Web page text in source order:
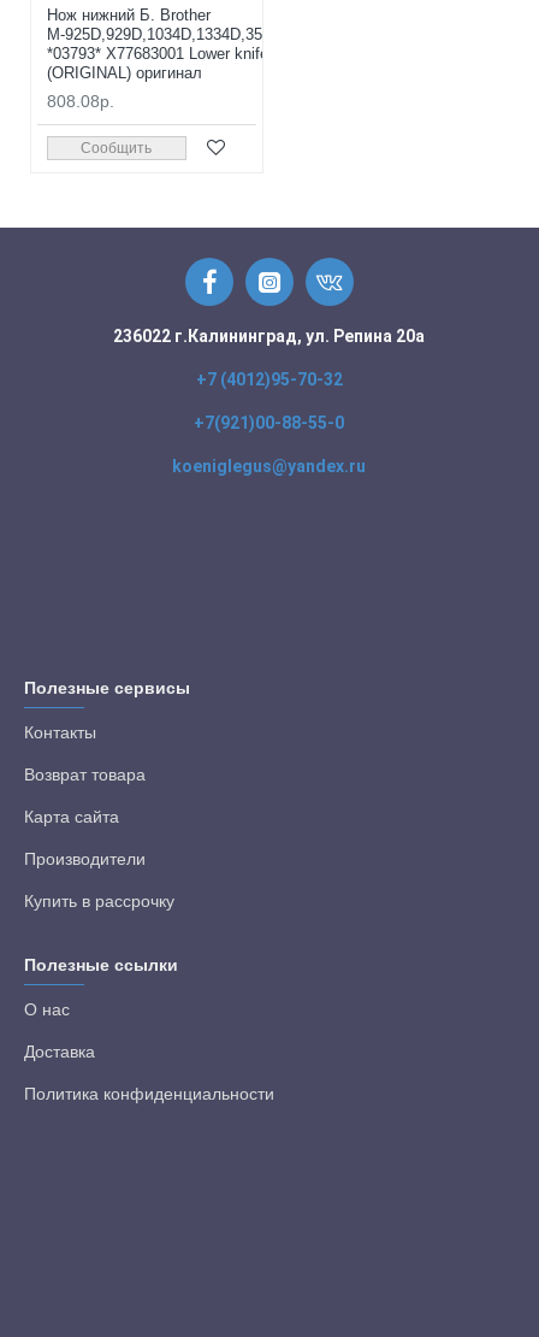
Нож нижний Б. Brother
М-925D,929D,1034D,1334D,355D
*03793* X77683001 Lower knife
(ORIGINAL) оригинал
808.08р.
Сообщить
236022 г.Калининград, ул. Репина 20а
+7 (4012)95-70-32
+7(921)00-88-55-0
koeniglegus@yandex.ru
Полезные сервисы
Контакты
Возврат товара
Карта сайта
Производители
Купить в рассрочку
Полезные ссылки
О нас
Доставка
Политика конфиденциальности